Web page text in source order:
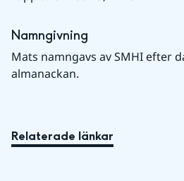
Namngivning
Mats namngavs av SMHI efter
almanackan.
Relaterade länkar